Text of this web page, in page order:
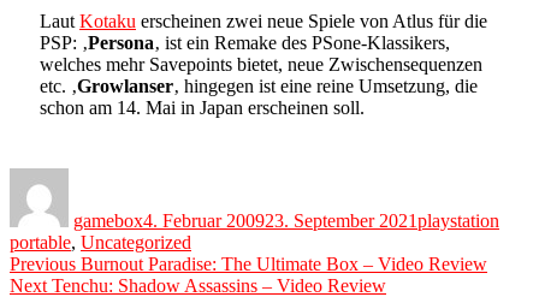
Laut Kotaku erscheinen zwei neue Spiele von Atlus für die
PSP: ‚Persona‚ ist ein Remake des PSone-Klassikers,
welches mehr Savepoints bietet, neue Zwischensequenzen
etc. ‚Growlanser‚ hingegen ist eine reine Umsetzung, die
schon am 14. Mai in Japan erscheinen soll.
gamebox4. Februar 200923. September 2021playstation
portable, Uncategorized
Beitragsnavigation
Previous Previous
post:
Burnout Paradise: The Ultimate Box – Video Review
Next Next
Tenchu: Shadow Assassins – Video Review